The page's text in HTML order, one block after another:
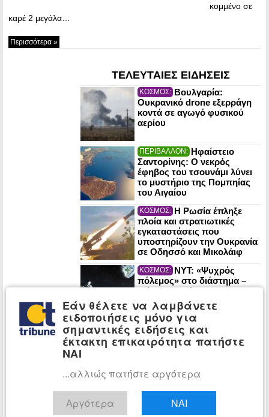
κομμένο σε
καρέ 2 μεγάλα…
Περισσότερα »
ΤΕΛΕΥΤΑΙΕΣ ΕΙΔΗΣΕΙΣ
ΚΟΣΜΟΣ: Βουλγαρία:
Ουκρανικό drone εξερράγη
κοντά σε αγωγό φυσικού
αερίου
ΠΕΡΙΒΑΛΛΟΝ: Ηφαίστειο
Σαντορίνης: Ο νεκρός
έφηβος του τσουνάμι λύνει
το μυστήριο της Πομπηίας
του Αιγαίου
ΚΟΣΜΟΣ: Η Ρωσία έπληξε
πλοία και στρατιωτικές
εγκαταστάσεις που
υποστηρίζουν την Ουκρανία
σε Οδησσό και Μικολάιφ
ΚΟΣΜΟΣ: NYT: «Ψυχρός
πόλεμος» στο διάστημα –
Μάχες για βάσεις και
φυσικούς πόρους στη
Σελήνη
ΚΟΣΜΟΣ: Ομάν: «Θετικές» οι
συνομιλίες με το Ιράν για τα
Στενά του Ορμούζ
Λυκαβηττός:
57χρονη γυναίκα βρέθηκε
νεκρή σε σπηλιά κοντά
Εάν θέλετε να λαμβάνετε
ειδοποιήσεις μόνο για
σημαντικές ειδήσεις και
έκτακτη επικαιρότητα πατήστε
ΝΑΙ
...αλλιώς πατήστε αργότερα
Αργότερα ΝΑΙ